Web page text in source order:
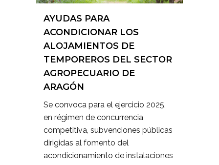
AYUDAS PARA
ACONDICIONAR LOS
ALOJAMIENTOS DE
TEMPOREROS DEL SECTOR
AGROPECUARIO DE
ARAGÓN
Se convoca para el ejercicio 2025,
en régimen de concurrencia
competitiva, subvenciones públicas
dirigidas al fomento del
acondicionamiento de instalaciones